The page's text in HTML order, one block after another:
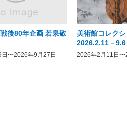
後80年企画 若泉敬
〜2026年9月27日
美術館コレク
2026.2.11－9.6
2026年2月11日〜